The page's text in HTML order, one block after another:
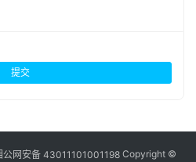
提交
公网安备 43011101001198Copyright ©